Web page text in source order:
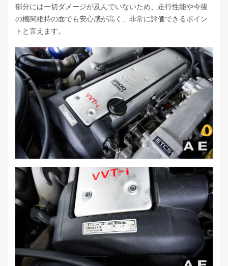
部分には一切ダメージが及んでいないため、走行性能や今後
の機関維持の面でも安心感が高く、非常に評価できるポイン
トと言えます。